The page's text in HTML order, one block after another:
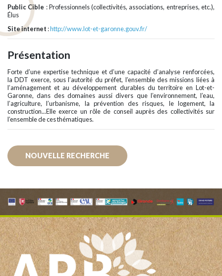
Public Cible : Professionnels (collectivités, associations, entreprises, etc.),
Élus
Site internet :http://www.lot-et-garonne.gouv.fr/
Présentation
Forte d’une expertise technique et d’une capacité d’analyse renforcées,
la DDT exerce, sous l’autorité du préfet, l’ensemble des missions liées à
l’aménagement et au développement durables du territoire en Lot-et-
Garonne, dans des domaines aussi divers que l’environnement, l’eau,
l’agriculture, l’urbanisme, la prévention des risques, le logement, la
construction...Elle exerce un rôle de conseil auprès des collectivités sur
l’ensemble de ces thématiques.
NOUVELLE RECHERCHE